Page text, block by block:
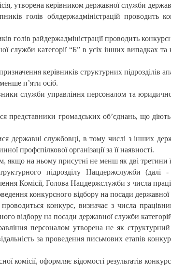
утворена керівником державної служби
голів облдержадміністрацій проводить
голів райдержадміністрації проводить
служби категорії “Б” в усіх інших випадках та
керівників структурних
п’яти осіб.
служби управління персоналом та
представники громадських об’єднань, що
державні службовці, в тому числі з інших
профспілкової організації за її наявності.
якщо на ньому присутні не менш як дві третини
підрозділу Нацдержслужби (далі
Комісії, Голова Нацдержслужби з числа
конкурсного відбору на посади
конкурс, визначає з числа
відбору на посади державної служби
персоналом утворена не як структурний
за проведення письмових етапів
комісії, оформляє відомості результатів